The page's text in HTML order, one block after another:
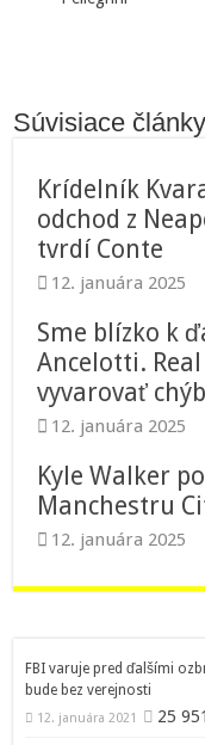
Súvisiace články
Krídelník
odchod z
tvrdí Conte
12. januára 2025
Sme blízko k
Ancelotti.
vyvarovať
12. januára 2025
Kyle Walker
Manchestru
12. januára 2025
FBI varuje pred ďalšími
bude bez verejnosti
12. januára 2021 25 951